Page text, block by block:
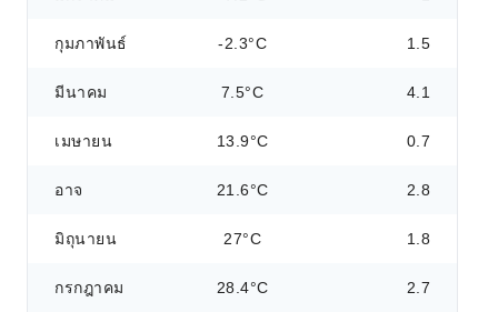
กุมภาพันธ์ -2.3°C 1.5
มีนาคม 7.5°C 4.1
เมษายน 13.9°C 0.7
อาจ 21.6°C 2.8
มิถุนายน 27°C 1.8
กรกฎาคม 28.4°C 2.7